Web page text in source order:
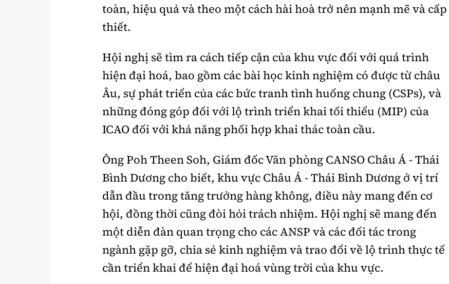
toàn, hiệu quả và theo một cách hài hoà trở nên mạnh mẽ và cấp
thiết.
Hội nghị sẽ tìm ra cách tiếp cận của khu vực đối với quá trình
hiện đại hoá, bao gồm các bài học kinh nghiệm có được từ châu
Âu, sự phát triển của các bức tranh tình huống chung (CSPs), và
những đóng góp đối với lộ trình triển khai tối thiểu (MIP) của
ICAO đối với khả năng phối hợp khai thác toàn cầu.
Ông Poh Theen Soh, Giám đốc Văn phòng CANSO Châu Á - Thái
Bình Dương cho biết, khu vực Châu Á - Thái Bình Dương ở vị trí
dẫn đầu trong tăng trưởng hàng không, điều này mang đến cơ
hội, đồng thời cũng đòi hỏi trách nhiệm. Hội nghị sẽ mang đến
một diễn đàn quan trọng cho các ANSP và các đối tác trong
ngành gặp gỡ, chia sẻ kinh nghiệm và trao đổi về lộ trình thực tế
cần triển khai để hiện đại hoá vùng trời của khu vực.